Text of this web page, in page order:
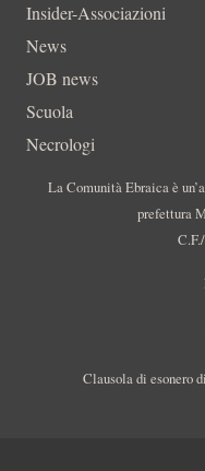
Insider-Associazioni
News
JOB news
Scuola
Necrologi
La Comunità Ebraica è
prefettura
Clausola di esonero